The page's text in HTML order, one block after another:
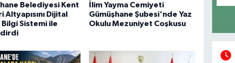
Belediyesi Kent
Altyapısını Dijital
Bilgi Sistemi ile
İlim Yayma Cemiyeti
Gümüşhane Şubesi'nde Yaz
Okulu Mezuniyet Coşkusu